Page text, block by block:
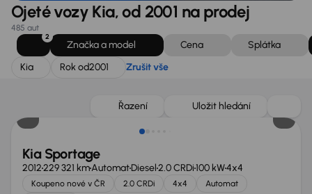
Ojeté vozy Kia, od 2001 na prodej
485 aut
2
Značka a model Cena
Splátka
Kia
Rok od2001 Zrušit vše
Řazení Uložit hledání
Kia Sportage
2012229 321 kmAutomatDiesel2.0 CRDi100 kW4x4
Koupeno nové v ČR 2.0 CRDi 4x4
Automat